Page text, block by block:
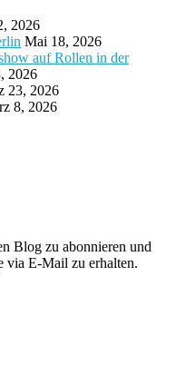
2026
Mai 18, 2026
auf Rollen in der
2026
23, 2026
8, 2026
Blog zu abonnieren und
via E-Mail zu erhalten.